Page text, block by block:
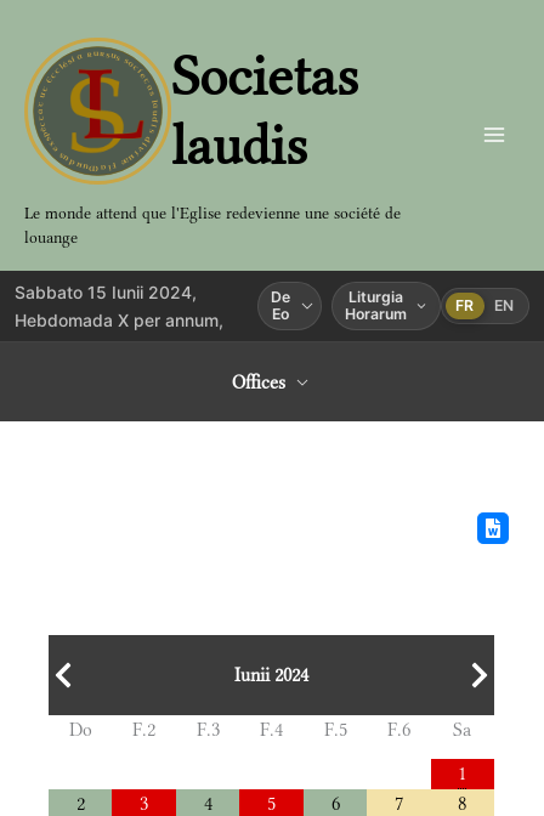
contenu
Societas
laudis
Le monde attend que l'Eglise redevienne une société de
louange
Sabbato 15 Iunii 2024,
Hebdomada X per annum,
De
Eo
Liturgia
Horarum
FR EN
Offices
Iunii 2024
Do F.2 F.3 F.4 F.5 F.6
Sa
1
2
3 4 5 6 7
8